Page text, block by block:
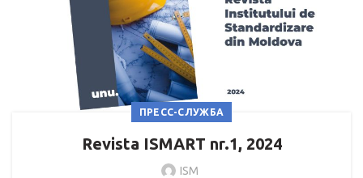
ПРЕСС-СЛУЖБА
Revista ISMART nr.1, 2024
ISM